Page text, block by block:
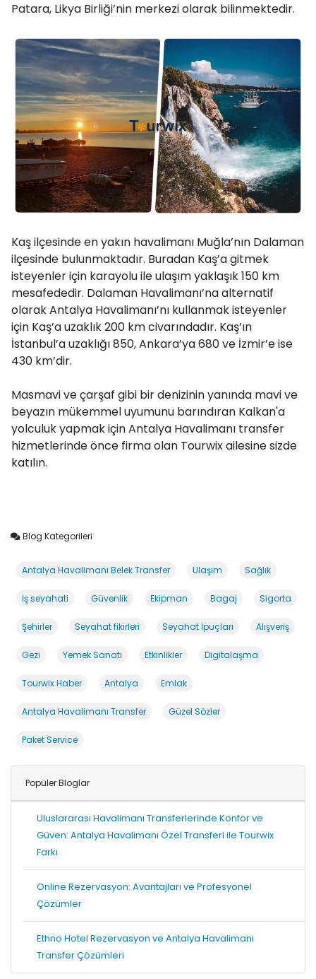
Patara, Likya Birliği’nin merkezi olarak bilinmektedir.
Kaş ilçesinde en yakın havalimanı Muğla’nın Dalaman
ilçesinde bulunmaktadır. Buradan Kaş’a gitmek
isteyenler için karayolu ile ulaşım yaklaşık 150 km
mesafededir. Dalaman Havalimanı’na alternatif
olarak Antalya Havalimanı’nı kullanmak isteyenler
için Kaş’a uzaklık 200 km civarındadır. Kaş’ın
İstanbul’a uzaklığı 850, Ankara’ya 680 ve İzmir’e ise
430 km’dir.
Masmavi ve çarşaf gibi bir denizinin yanında mavi ve
beyazın mükemmel uyumunu barındıran Kalkan'a
yolculuk yapmak için Antalya Havalimanı transfer
hizmetlerinde önce firma olan Tourwix ailesine sizde
katılın.
Blog Kategorileri
Antalya Havalimanı Belek Transfer Ulaşım Sağlık
İş seyahati Güvenlik Ekipman Bagaj Sigorta
Şehirler Seyahat fikirleri Seyahat İpuçları Alışveriş
Gezi Yemek Sanatı Etkinlikler Digitalaşma
Tourwix Haber Antalya Emlak
Antalya Havalimanı Transfer Güzel Sözler
Paket Service
Popüler Bloglar
Uluslararası Havalimanı Transferlerinde Konfor ve
Güven: Antalya Havalimanı Özel Transferi ile Tourwix
Farkı
Online Rezervasyon: Avantajları ve Profesyonel
Çözümler
Ethno Hotel Rezervasyon ve Antalya Havalimanı
Transfer Çözümleri